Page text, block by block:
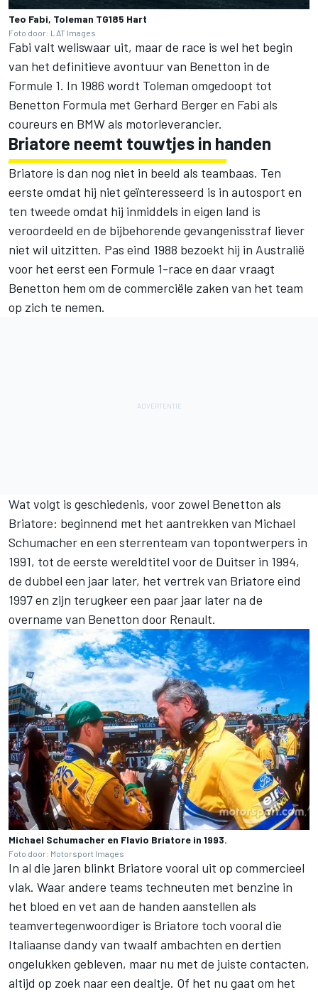
Teo Fabi, Toleman TG185 Hart
Foto door: LAT Images
Fabi valt weliswaar uit, maar de race is wel het begin
van het definitieve avontuur van Benetton in de
Formule 1. In 1986 wordt Toleman omgedoopt tot
Benetton Formula met Gerhard Bergeren Fabi als
coureurs en BMW als motorleverancier.
Briatore neemt touwtjes in handen
Briatore is dan nog niet in beeld als teambaas. Ten
eerste omdat hij niet geïnteresseerd is in autosport en
ten tweede omdat hij inmiddels in eigen land is
veroordeeld en de bijbehorende gevangenisstraf liever
niet wil uitzitten. Pas eind 1988 bezoekt hij in Australië
voor het eerst een Formule 1-race en daar vraagt
Benetton hem om de commerciële zaken van het team
op zich te nemen.
Wat volgt is geschiedenis, voor zowel Benetton als
Briatore: beginnend met het aantrekken van Michael
Schumacheren een sterrenteam van topontwerpers in
1991, tot de eerste wereldtitel voor de Duitser in 1994,
de dubbel een jaar later, het vertrek van Briatore eind
1997 en zijn terugkeer een paar jaar later na de
overname van Benetton door Renault.
Michael Schumacher en Flavio Briatore in 1993.
Foto door: Motorsport Images
In al die jaren blinkt Briatore vooral uit op commercieel
vlak. Waar andere teams techneuten met benzine in
het bloed en vet aan de handen aanstellen als
teamvertegenwoordiger is Briatore toch vooral die
Italiaanse dandy van twaalf ambachten en dertien
ongelukken gebleven, maar nu met de juiste contacten,
altijd op zoek naar een dealtje. Of het nu gaat om het